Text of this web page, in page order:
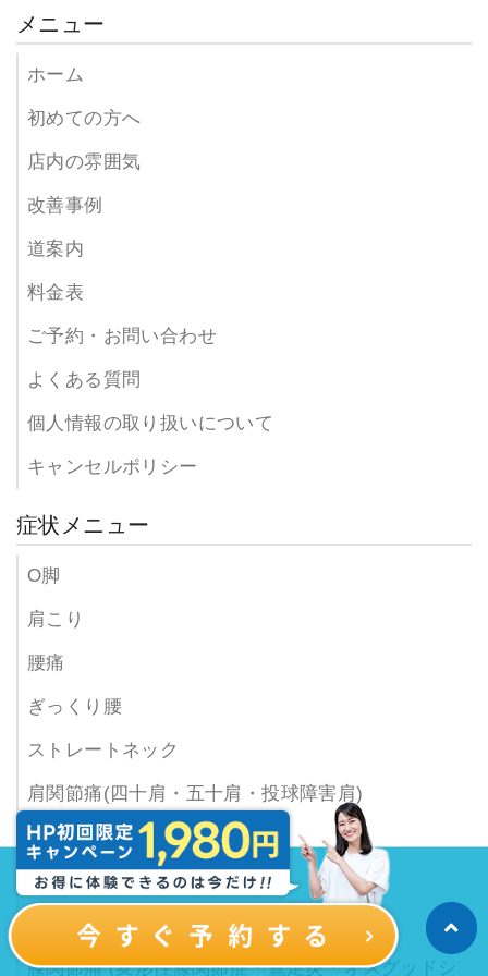
メニュー
ホーム
初めての方へ
店内の雰囲気
改善事例
道案内
料金表
ご予約・お問い合わせ
よくある質問
個人情報の取り扱いについて
キャンセルポリシー
症状メニュー
O脚
肩こり
腰痛
ぎっくり腰
ストレートネック
肩関節痛(四十肩・五十肩・投球障害肩)
腰椎ヘルニア
脊柱管狭窄症
坐骨神経痛
膝関節痛 (変形性膝関節症・鵞足炎・オスグッドシ